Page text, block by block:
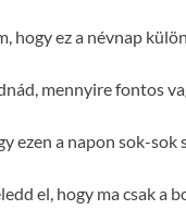
hogy ez a névnap
mennyire fontos
ezen a napon sok-
el, hogy ma csak a